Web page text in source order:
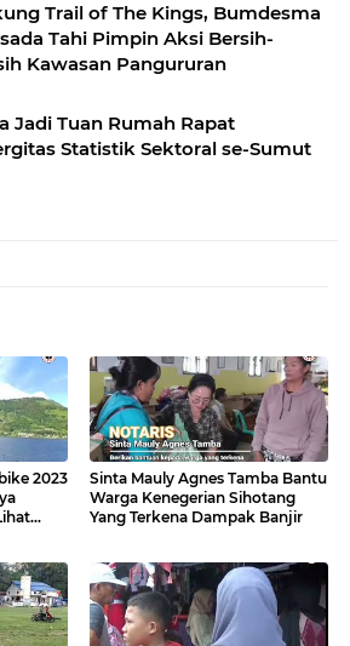
Trail of The Kings, Bumdesma
Tahi Pimpin Aksi Bersih-
Kawasan Pangururan
Jadi Tuan Rumah Rapat
Statistik Sektoral se-Sumut
2023
Sinta Mauly Agnes Tamba Bantu
Warga Kenegerian Sihotang
Yang Terkena Dampak Banjir